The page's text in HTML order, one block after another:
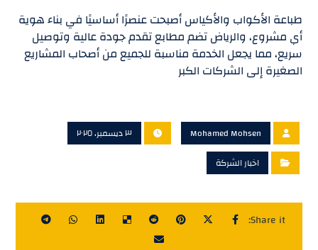
طباعة الأكواب والأكياس أصبحت عنصرًا أساسيًا في بناء هوية
أي مشروع، والرياض تضم مطابع تقدم جودة عالية وتوصيل
سريع، مما يجعل الخدمة مناسبة للجميع من أصحاب المشاريع
الصغيرة إلى الشركات الكبر
Mohamed Mohsen
٣ ديسمبر، ٢٠٢٥
اخبار الشركة